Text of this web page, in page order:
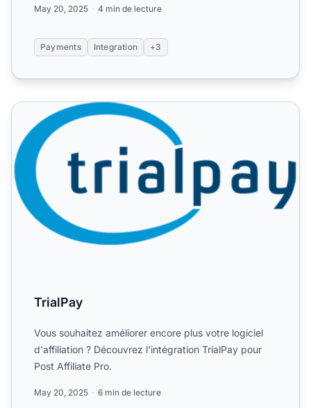
May 20, 2025 4 min de lecture
Payments Integration +3
TrialPay
TrialPay
Vous souhaitez améliorer encore plus votre logiciel
d'affiliation ? Découvrez l'intégration TrialPay pour
Post Affiliate Pro.
May 20, 2025 6 min de lecture